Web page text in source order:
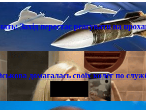
Захід перестає реагувати на
домагалась своїх колег по